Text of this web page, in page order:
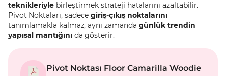
teknikleriyle birleştirmek strateji hatalarını azaltabilir.
Pivot Noktaları, sadece giriş-çıkış noktalarını
tanımlamakla kalmaz, aynı zamanda günlük trendin
yapısal mantığını da gösterir.
Pivot Noktası Floor Camarilla Woodie